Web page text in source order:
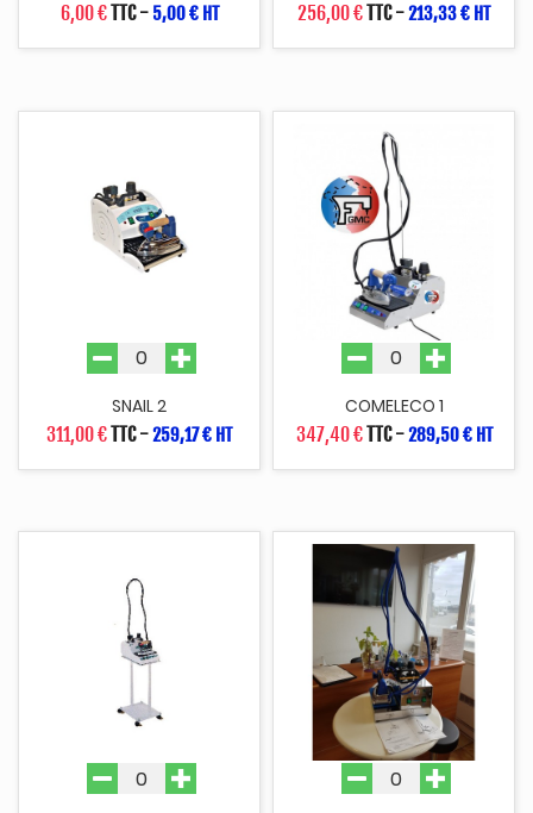
6,00 €TTC- 5,00 € HT
256,00 €TTC-213,33 € HT
SNAIL 2
311,00 €TTC-259,17 € HT
COMELECO 1
347,40 €TTC-289,50 € HT